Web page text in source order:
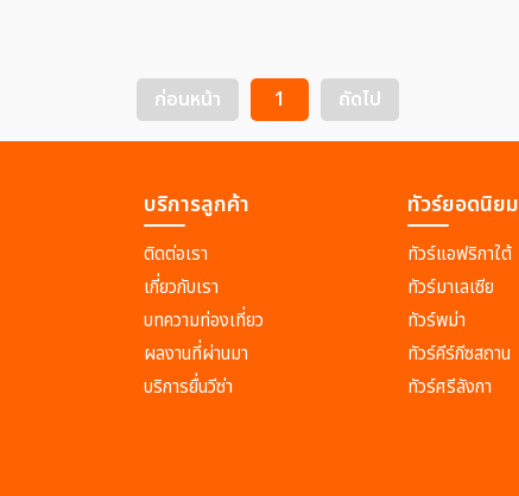
ก่อนหน้า 1 ถัดไป
บริการลูกค้า
ติดต่อเรา
เกี่ยวกับเรา
บทความท่องเที่ยว
ผลงานที่ผ่านมา
บริการยื่นวีซ่า
ทัวร์ยอดนิยม
ทัวร์แอฟริกาใต้
ทัวร์มาเลเซีย
ทัวร์พม่า
ทัวร์คีร์กีซสถาน
ทัวร์ศรีลังกา